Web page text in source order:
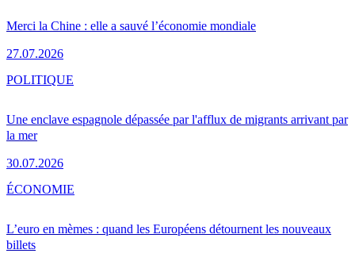
Merci la Chine : elle a sauvé l’économie mondiale
27.07.2026
Une enclave espagnole dépassée par l'afflux de migrants arrivant par
la mer
30.07.2026
POLITIQUE
L’euro en mèmes : quand les Européens détournent les nouveaux
billets
ÉCONOMIE